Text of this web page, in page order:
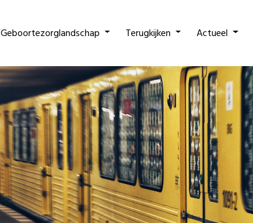
Geboortezorglandschap Terugkijken Actueel